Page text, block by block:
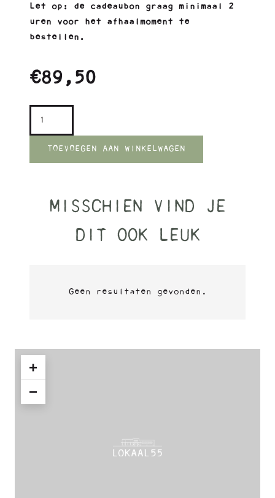
Let op: de cadeaubon graag minimaal 2
uren voor het afhaalmoment te
bestellen.
€89,50
aantal
TOEVOEGEN AAN WINKELWAGEN
MISSCHIEN VIND JE
DIT OOK LEUK
Geen resultaten gevonden.
+
−